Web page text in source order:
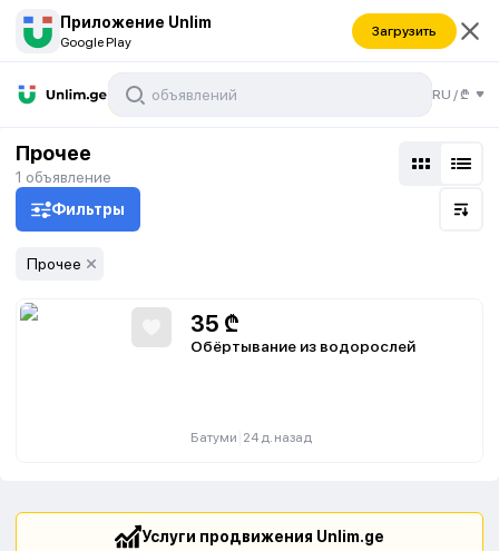
Приложение Unlim
Google Play
Загрузить
RU /₾
Прочее
1 объявление
Фильтры
Прочее
35 ₾
Обёртывание из водорослей
Батуми 24 д. назад
Услуги продвижения Unlim.ge